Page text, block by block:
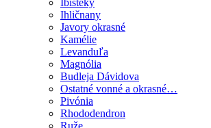
Ibišteky
Ihličnany
Javory okrasné
Kamélie
Levanduľa
Magnólia
Budleja Dávidova
Ostatné vonné a okrasné…
Pivónia
Rhododendron
Ruže